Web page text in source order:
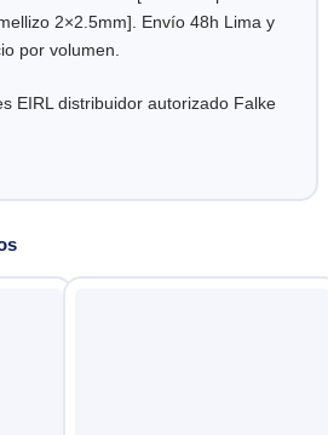
2×2.5mm]. Envío 48h Lima y
por volumen.
EIRL distribuidor autorizado Falke